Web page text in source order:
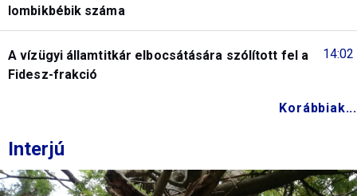
lombikbébik száma
14:02
A vízügyi államtitkár elbocsátására szólított fel a
Fidesz-frakció
Korábbiak...
Interjú